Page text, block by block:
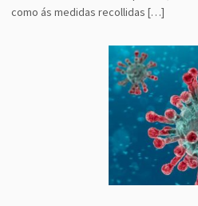
como ás medidas recollidas […]